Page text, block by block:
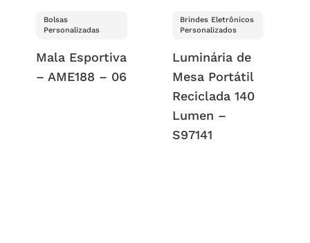
Bolsas
Personalizadas
Mala Esportiva
– AME188 – 06
Brindes Eletrônicos
Personalizados
Luminária de
Mesa Portátil
Reciclada 140
Lumen –
S97141